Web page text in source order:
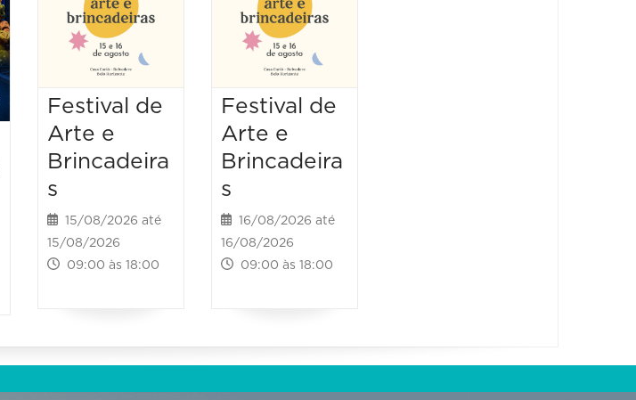
Festival de
Arte e
Brincadeira
s
15/08/2026 até
15/08/2026
09:00 às 18:00
Festival de
Arte e
Brincadeira
s
16/08/2026 até
16/08/2026
09:00 às 18:00